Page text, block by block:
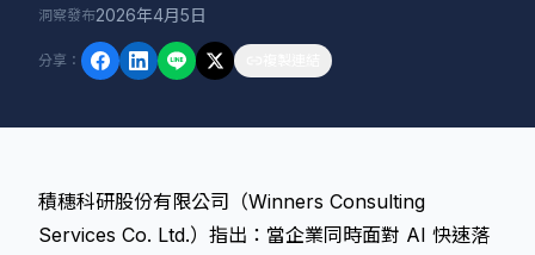
洞察發布2026年4月5日
分享 ：
積穗科研股份有限公司（Winners Consulting
Services Co. Ltd.）指出：當企業同時面對 AI 快速落